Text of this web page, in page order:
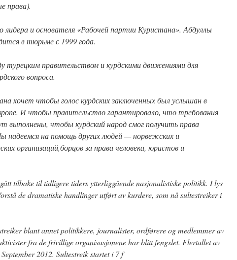
права).
лидера и основателя «Рабочей партии Куристана». Абдуллы
в тюрьме с 1999 года.
турецким правительством и курдскими движениями для
вопроса.
хочет чтобы голос курдских заключенных был услышан в
И чтобы правительство гарантировало, что требования
выполнены, чтобы курдский народ смог получить права
надеемся на помощь других людей — норвежских и
организаций,борцов за права человека, юристов и
tilbake til tidligere tiders ytterliggående nasjonalistiske politikk. I lys
de dramatiske handlinger utført av kurdere, som nå sultestreiker i
blant annet politikkere, journalister, ordførere og medlemmer av
fra de frivillige organisasjonene har blitt fengslet. Flertallet av
2012. Sultestreik startet i 7 f